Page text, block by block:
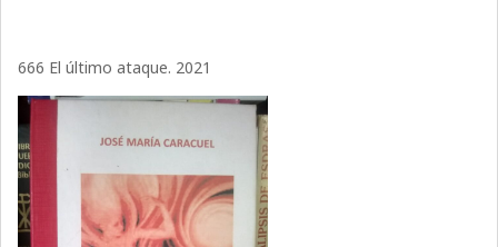
666 El último ataque. 2021